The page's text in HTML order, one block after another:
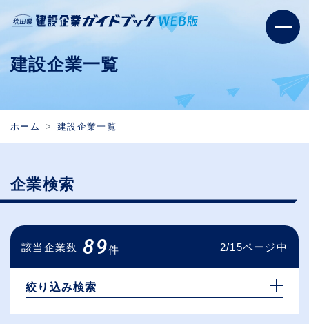
建設企業一覧
ホーム 建設企業一覧
企業検索
該当企業数 89件 2/15ページ中
絞り込み検索